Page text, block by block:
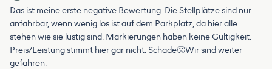
Das ist meine erste negative Bewertung. Die Stellplätze sind nur
anfahrbar, wenn wenig los ist auf dem Parkplatz, da hier alle
stehen wie sie lustig sind. Markierungen haben keine Gültigkeit.
Preis/Leistung stimmt hier gar nicht. Schade🙁Wir sind weiter
gefahren.